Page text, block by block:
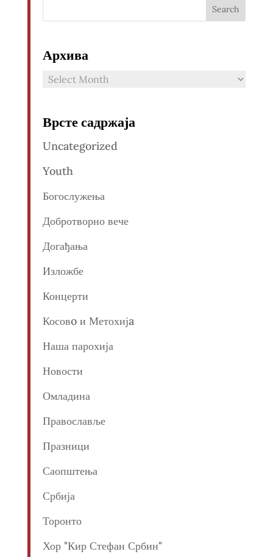
Архива
Архива
Врсте садржаја
Uncategorized
Youth
Богослужења
Добротворно вече
Догађања
Изложбе
Концерти
Косовo и Метохијa
Наша парохија
Новости
Омладина
Православље
Празници
Саопштења
Србија
Торонто
Хор "Кир Стефан Србин"